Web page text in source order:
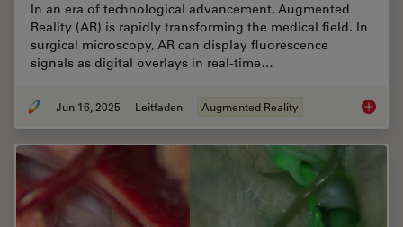
In an era of technological advancement, Augmented
Reality (AR) is rapidly transforming the medical field. In
surgical microscopy, AR can display fluorescence
signals as digital overlays in real-time…
Jun 16, 2025 Leitfaden Augmented Reality The